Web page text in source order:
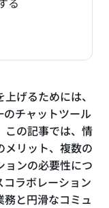
げるためには、
チャットツール
この記事では、情
メリット、複数の
ョンの必要性につ
ラボレーション
と円滑なコミュ